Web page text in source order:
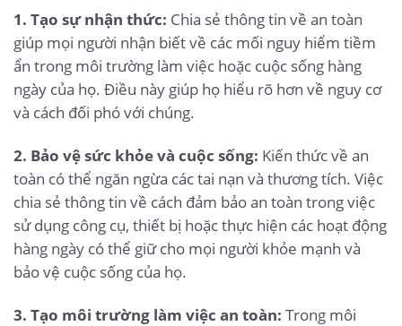
1. Tạo sự nhận thức: Chia sẻ thông tin về an toàn
giúp mọi người nhận biết về các mối nguy hiểm tiềm
ẩn trong môi trường làm việc hoặc cuộc sống hàng
ngày của họ. Điều này giúp họ hiểu rõ hơn về nguy cơ
và cách đối phó với chúng.
2. Bảo vệ sức khỏe và cuộc sống: Kiến thức về an
toàn có thể ngăn ngừa các tai nạn và thương tích. Việc
chia sẻ thông tin về cách đảm bảo an toàn trong việc
sử dụng công cụ, thiết bị hoặc thực hiện các hoạt động
hàng ngày có thể giữ cho mọi người khỏe mạnh và
bảo vệ cuộc sống của họ.
3. Tạo môi trường làm việc an toàn: Trong môi